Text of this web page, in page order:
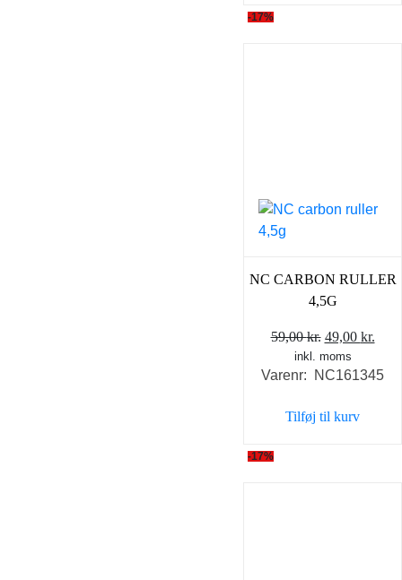
-17%
NC CARBON RULLER
4,5G
59,00kr. Den
oprindelige
pris
59,00 kr..
49,00 kr.
pris
inkl. moms
Varenr: NC161345
Tilføj til kurv
-17%